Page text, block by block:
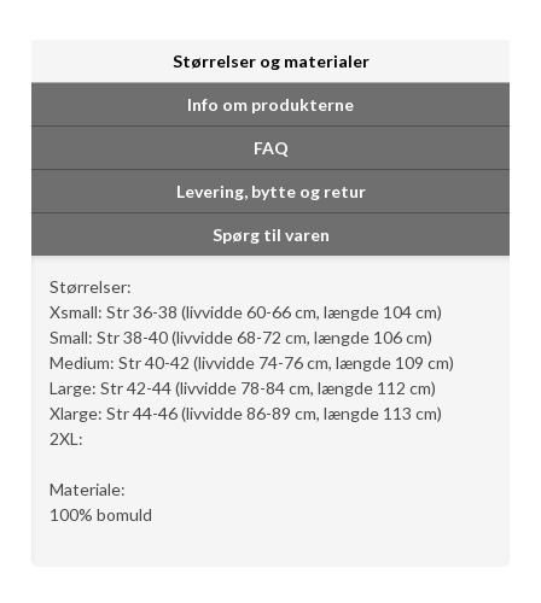
Størrelser og materialer
Info om produkterne
FAQ
Levering, bytte og retur
Spørg til varen
Størrelser:
Xsmall: Str 36-38 (livvidde 60-66 cm, længde 104 cm)
Small: Str 38-40 (livvidde 68-72 cm, længde 106 cm)
Medium: Str 40-42 (livvidde 74-76 cm, længde 109 cm)
Large: Str 42-44 (livvidde 78-84 cm, længde 112 cm)
Xlarge: Str 44-46 (livvidde 86-89 cm, længde 113 cm)
2XL:
Materiale:
100% bomuld